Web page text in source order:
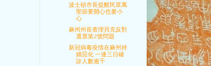
波士頓市長提醒民眾萬
聖節要開心也要小
心
麻州州長查理貝克反對
選票第2號問題
新冠病毒疫情在麻州持
續惡化 一連三日確
診人數逾千